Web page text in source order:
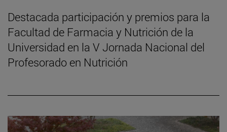
Destacada participación y premios para la
Facultad de Farmacia y Nutrición de la
Universidad en la V Jornada Nacional del
Profesorado en Nutrición